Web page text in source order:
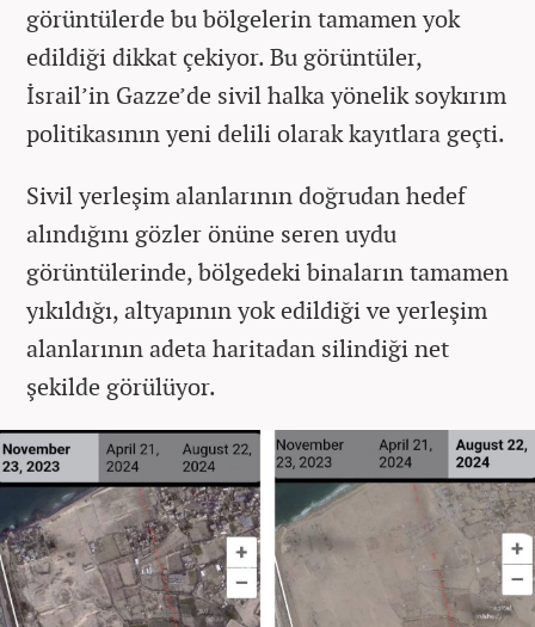
görüntülerde bu bölgelerin tamamen yok
edildiği dikkat çekiyor. Bu görüntüler,
İsrail’in Gazze’de sivil halka yönelik soykırım
politikasının yeni delili olarak kayıtlara geçti.
Sivil yerleşim alanlarının doğrudan hedef
alındığını gözler önüne seren uydu
görüntülerinde, bölgedeki binaların tamamen
yıkıldığı, altyapının yok edildiği ve yerleşim
alanlarının adeta haritadan silindiği net
şekilde görülüyor.